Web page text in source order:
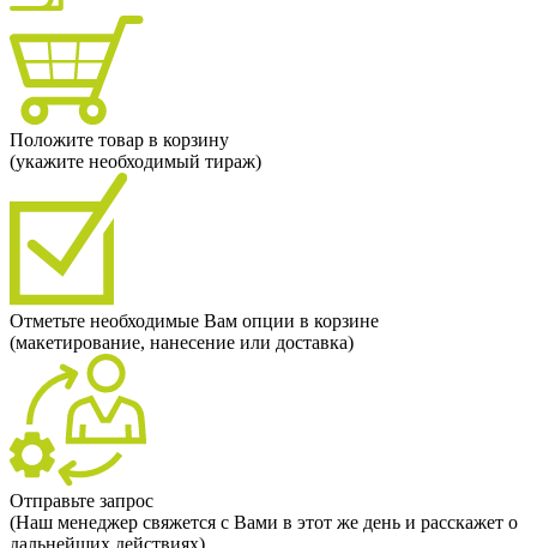
Положите товар в корзину
(укажите необходимый тираж)
Отметьте необходимые Вам опции в корзине
(макетирование, нанесение или доставка)
Отправьте запрос
(Наш менеджер свяжется с Вами в этот же день и расскажет о
дальнейших действиях)